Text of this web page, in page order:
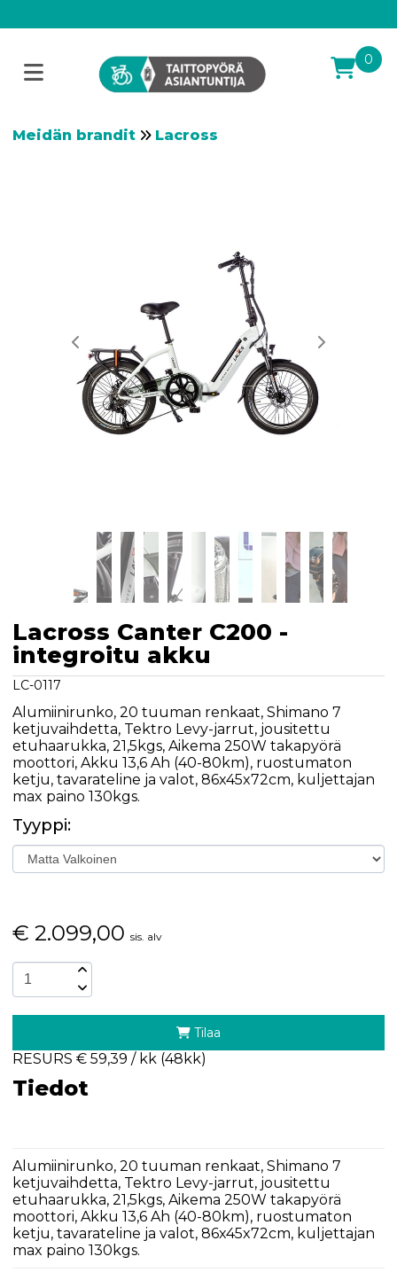
0
Meidän brandit Lacross
Lacross Canter C200 -
integroitu akku
LC-0117
Alumiinirunko, 20 tuuman renkaat, Shimano 7
ketjuvaihdetta, Tektro Levy-jarrut, jousitettu
etuhaarukka, 21,5kgs, Aikema 250W takapyörä
moottori, Akku 13,6 Ah (40-80km), ruostumaton
ketju, tavarateline ja valot, 86x45x72cm, kuljettajan
max paino 130kgs.
Tyyppi:
€ 2.099,00 sis. alv
Tilaa
RESURS € 59,39 / kk (48kk)
Tiedot
Alumiinirunko, 20 tuuman renkaat, Shimano 7
ketjuvaihdetta, Tektro Levy-jarrut, jousitettu
etuhaarukka, 21,5kgs, Aikema 250W takapyörä
moottori, Akku 13,6 Ah (40-80km), ruostumaton
ketju, tavarateline ja valot, 86x45x72cm, kuljettajan
max paino 130kgs.